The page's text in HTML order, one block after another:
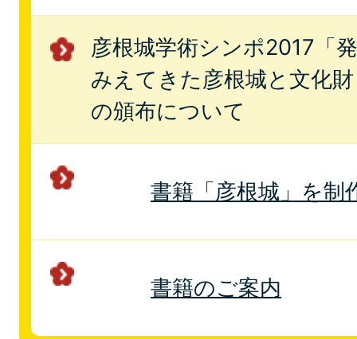
彦根城学術シンポ2017「
みえてきた彦根城と文化
の頒布について
書籍「彦根城」を制
書籍のご案内